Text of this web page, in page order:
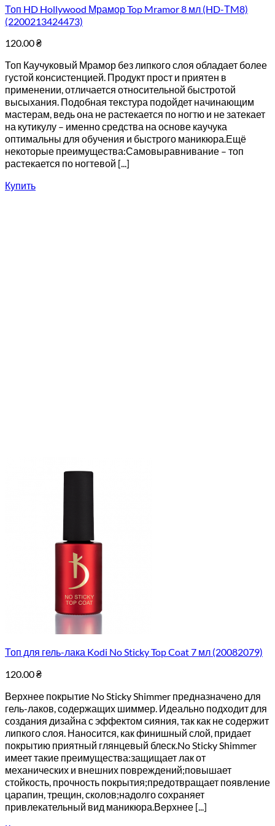
Топ HD Hollywood Мрамор Top Mramor 8 мл (HD-ТM8)
(2200213424473)
120.00₴
Топ Каучуковый Мрамор без липкого слоя обладает более
густой консистенцией. Продукт прост и приятен в
применении, отличается относительной быстротой
высыхания. Подобная текстура подойдет начинающим
мастерам, ведь она не растекается по ногтю и не затекает
на кутикулу – именно средства на основе каучука
оптимальны для обучения и быстрого маникюра.Ещё
некоторые преимущества:Самовыравнивание – топ
растекается по ногтевой [...]
Купить
Топ для гель-лака Kodi No Sticky Top Coat 7 мл (20082079)
120.00₴
Верхнее покрытие No Sticky Shimmer предназначено для
гель-лаков, содержащих шиммер. Идеально подходит для
создания дизайна с эффектом сияния, так как не содержит
липкого слоя. Наносится, как финишный слой, придает
покрытию приятный глянцевый блеск.No Sticky Shimmer
имеет такие преимущества:защищает лак от
механических и внешних повреждений;повышает
стойкость, прочность покрытия;предотвращает появление
царапин, трещин, сколов;надолго сохраняет
привлекательный вид маникюра.Верхнее [...]